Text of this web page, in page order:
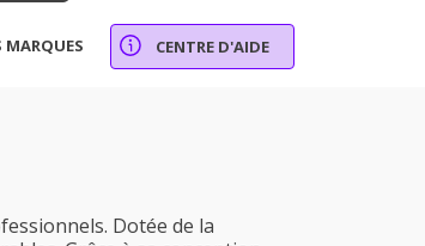
MARQUES CENTRE D'AIDE
Dotée de la